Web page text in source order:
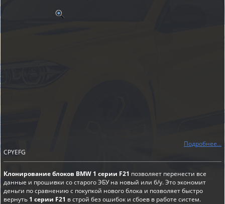
Подробнее...
CPYEFG
Клонирование блоков BMW 1 серии F21 позволяет перенести все
данные и прошивки со старого ЭБУ на новый или б/у. Это экономит
деньги по сравнению с покупкой нового блока и позволяет быстро
вернуть 1 серии F21 в строй без ошибок и сбоев в работе систем.